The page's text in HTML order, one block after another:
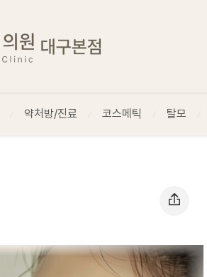
약처방/진료 코스메틱 탈모